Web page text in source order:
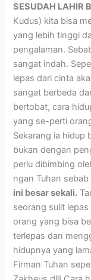
SESUDAH LAHIR
Kudus) kita bisa
yang lebih tinggi
pengalaman.
sangat indah.
lepas dari cinta
sangat berbeda
bertobat, cara
yang se-perti
Sekarang ia hidup
bukan dengan
perlu dibimbing
ngan Tuhan sebab
ini besar sekali.
seorang sulit
orang yang bisa
terlepas dan
hidupnya yang
Firman Tuhan